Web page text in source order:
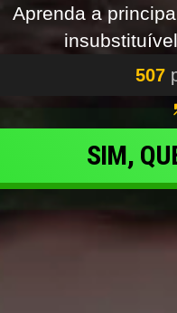
Aprenda a
507
SIM,